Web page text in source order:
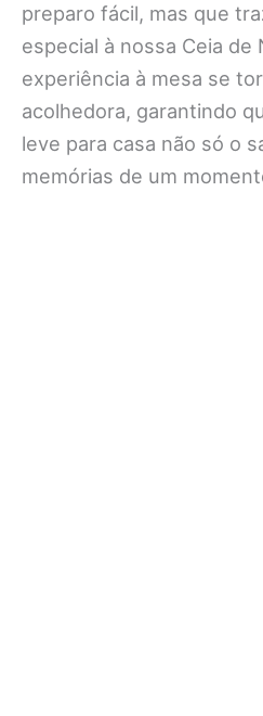
preparo fácil, mas que
especial à nossa Ceia de
experiência à mesa se
acolhedora, garantindo
leve para casa não só o
memórias de um